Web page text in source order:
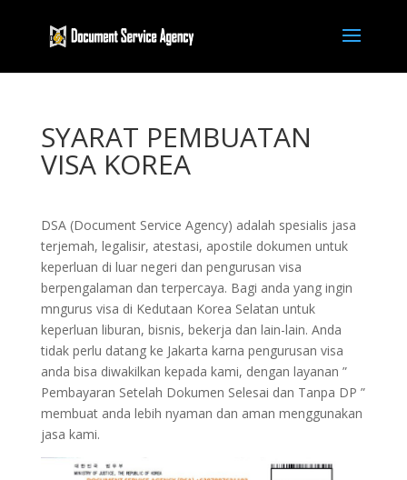
SYARAT PEMBUATAN
VISA KOREA
DSA (Document Service Agency) adalah spesialis jasa
terjemah, legalisir, atestasi, apostile dokumen untuk
keperluan di luar negeri dan pengurusan visa
berpengalaman dan terpercaya. Bagi anda yang ingin
mngurus visa di Kedutaan Korea Selatan untuk
keperluan liburan, bisnis, bekerja dan lain-lain. Anda
tidak perlu datang ke Jakarta karna pengurusan visa
anda bisa diwakilkan kepada kami, dengan layanan ”
Pembayaran Setelah Dokumen Selesai dan Tanpa DP ”
membuat anda lebih nyaman dan aman menggunakan
jasa kami.